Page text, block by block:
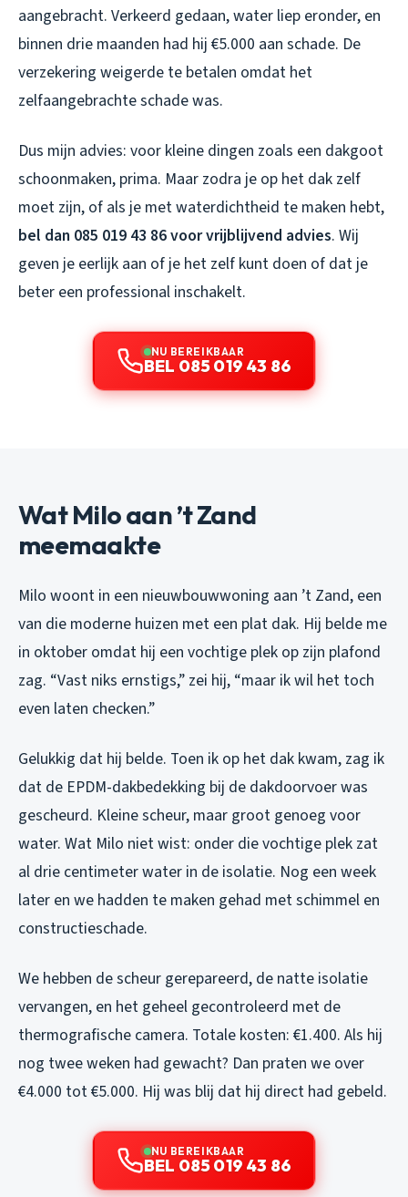
aangebracht. Verkeerd gedaan, water liep eronder, en
binnen drie maanden had hij €5.000 aan schade. De
verzekering weigerde te betalen omdat het
zelfaangebrachte schade was.
Dus mijn advies: voor kleine dingen zoals een dakgoot
schoonmaken, prima. Maar zodra je op het dak zelf
moet zijn, of als je met waterdichtheid te maken hebt,
bel dan 085 019 43 86 voor vrijblijvend advies. Wij
geven je eerlijk aan of je het zelf kunt doen of dat je
beter een professional inschakelt.
NU BEREIKBAAR
BEL 085 019 43 86
Wat Milo aan ’t Zand
meemaakte
Milo woont in een nieuwbouwwoning aan ’t Zand, een
van die moderne huizen met een plat dak. Hij belde me
in oktober omdat hij een vochtige plek op zijn plafond
zag. “Vast niks ernstigs,” zei hij, “maar ik wil het toch
even laten checken.”
Gelukkig dat hij belde. Toen ik op het dak kwam, zag ik
dat de EPDM-dakbedekking bij de dakdoorvoer was
gescheurd. Kleine scheur, maar groot genoeg voor
water. Wat Milo niet wist: onder die vochtige plek zat
al drie centimeter water in de isolatie. Nog een week
later en we hadden te maken gehad met schimmel en
constructieschade.
We hebben de scheur gerepareerd, de natte isolatie
vervangen, en het geheel gecontroleerd met de
thermografische camera. Totale kosten: €1.400. Als hij
nog twee weken had gewacht? Dan praten we over
€4.000 tot €5.000. Hij was blij dat hij direct had gebeld.
NU BEREIKBAAR
BEL 085 019 43 86